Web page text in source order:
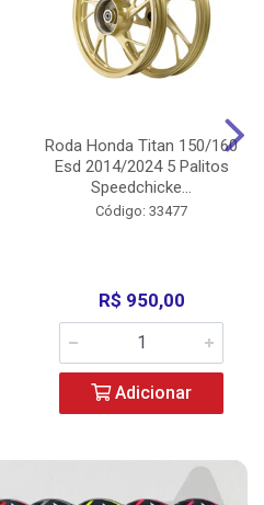
Roda Honda Titan 150/160
Esd 2014/2024 5 Palitos
Speedchicke...
Código: 33477
R$ 950,00
Adicionar